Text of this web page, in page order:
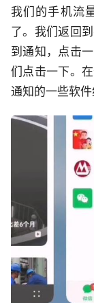
我们的手机流
了。我们返回
到通知，点击
们点击一下。
通知的一些软件